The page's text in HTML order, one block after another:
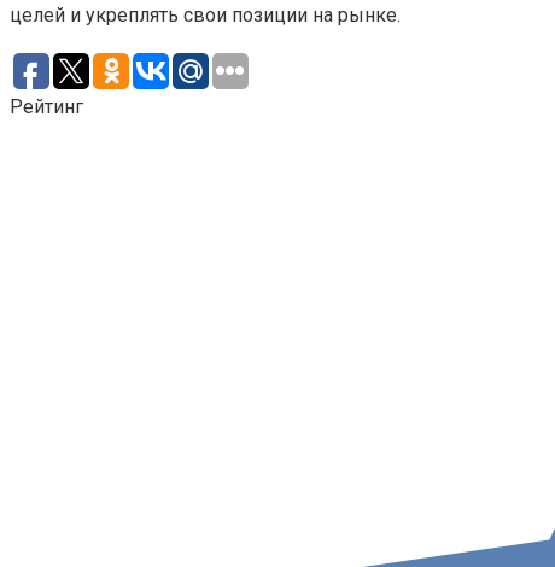
целей и укреплять свои позиции на рынке.
Рейтинг